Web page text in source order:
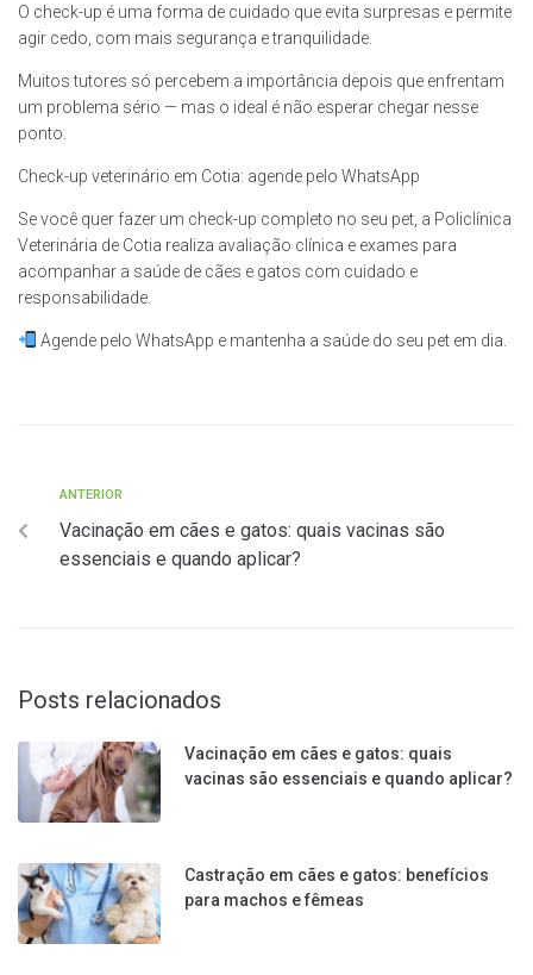
O check-up é uma forma de cuidado que evita surpresas e permite
agir cedo, com mais segurança e tranquilidade.
Muitos tutores só percebem a importância depois que enfrentam
um problema sério — mas o ideal é não esperar chegar nesse
ponto.
Check-up veterinário em Cotia: agende pelo WhatsApp
Se você quer fazer um check-up completo no seu pet, a Policlínica
Veterinária de Cotia realiza avaliação clínica e exames para
acompanhar a saúde de cães e gatos com cuidado e
responsabilidade.
Agende pelo WhatsApp e mantenha a saúde do seu pet em dia.
ANTERIOR
Vacinação em cães e gatos: quais vacinas são
essenciais e quando aplicar?
Posts relacionados
Vacinação em cães e gatos: quais
vacinas são essenciais e quando aplicar?
Castração em cães e gatos: benefícios
para machos e fêmeas